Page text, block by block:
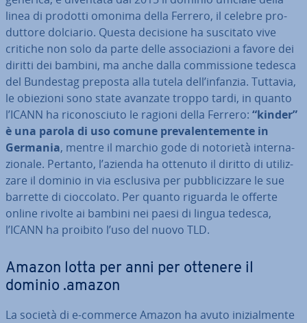
linea di prodotti omonima della Ferrero, il celebre pro­
dut­to­re dolciario. Questa decisione ha suscitato vive
critiche non solo da parte delle as­so­cia­zio­ni a favore dei
diritti dei bambini, ma anche dalla com­mis­sio­ne tedesca
del Bundestag preposta alla tutela dell’infanzia. Tuttavia,
le obiezioni sono state avanzate troppo tardi, in quanto
l’ICANN ha ri­co­no­sciu­to le ragioni della Ferrero: “kinder”
è una parola di uso comune pre­va­len­te­men­te in
Germania, mentre il marchio gode di notorietà in­ter­na­
zio­na­le. Pertanto, l’azienda ha ottenuto il diritto di uti­liz­
za­re il dominio in via esclusiva per pub­bli­ciz­za­re le sue
barrette di cioc­co­la­to. Per quanto riguarda le offerte
online rivolte ai bambini nei paesi di lingua tedesca,
l’ICANN ha proibito l’uso del nuovo TLD.
Amazon lotta per anni per ottenere il
dominio .amazon
La società di e-commerce Amazon ha avuto ini­zial­men­te